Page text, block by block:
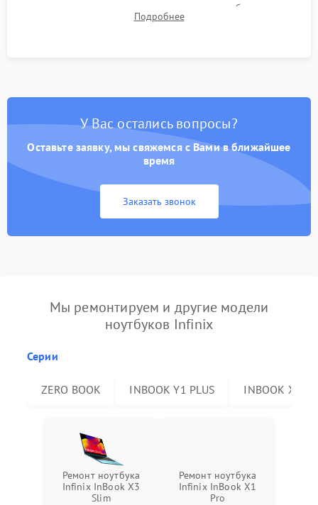
для контроля температурного режима и стабильности
системы под пиковой нагрузкой.
Подробнее
У Вас остались вопросы?
Оставьте заявку, мы свяжемся с Вами в ближайшее
время
Заказать звонок
Мы ремонтируем и другие модели
ноутбуков Infinix
Серии
ZERO BOOK INBOOK Y1 PLUS INBOOK X2
Ремонт ноутбука
Infinix InBook X3
Slim
Ремонт ноутбука
Infinix InBook X1
Pro